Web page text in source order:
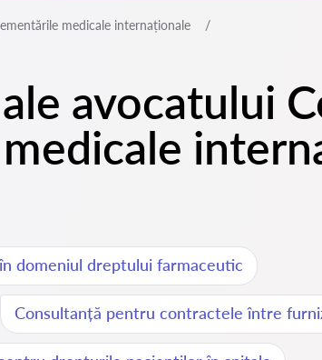
medicale internaționale
avocatului
domeniul dreptului farmaceutic
Consultanță pentru contractele între